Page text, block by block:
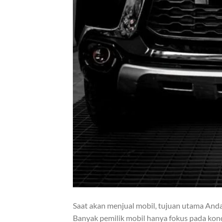
Saat akan menjual mobil, tujuan utama
Banyak pemilik mobil hanya fokus pada